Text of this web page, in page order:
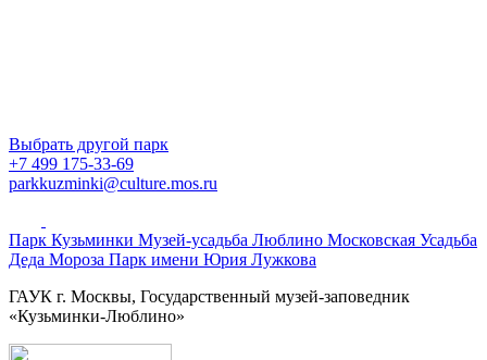
Выбрать другой парк
+7 499 175-33-69
parkkuzminki@culture.mos.ru
Парк Кузьминки Музей-усадьба Люблино Московская Усадьба
Деда Мороза Парк имени Юрия Лужкова
ГАУК г. Москвы, Государственный музей-заповедник
«Кузьминки-Люблино»